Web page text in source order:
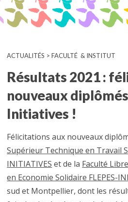
ACTUALITÉS > FACULTÉ & INSTITUT
Résultats 2021 :
nouveaux
Initiatives !
Félicitations aux nouveaux
Supérieur Technique en Travail
INITIATIVES et de la Faculté
en Economie Solidaire FLEPES-
sud et Montpellier, dont les